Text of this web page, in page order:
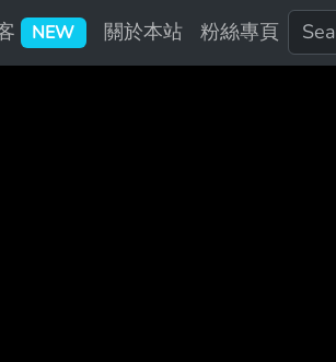
NEW 關於本站 粉絲專頁